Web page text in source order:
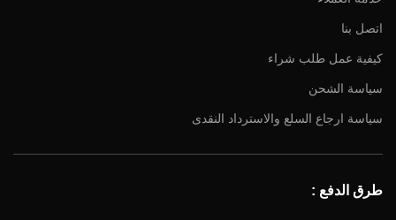
اتصل بنا
كيفية عمل طلب شراء
سياسة الشحن
سياسة ارجاع السلع والاسترداد النقدى
طرق الدفع :